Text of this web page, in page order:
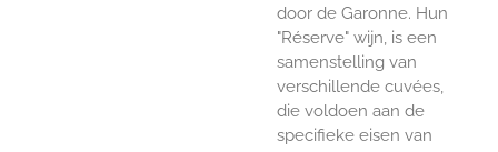
door de Garonne. Hun
"Réserve" wijn, is een
samenstelling van
verschillende cuvées,
die voldoen aan de
specifieke eisen van